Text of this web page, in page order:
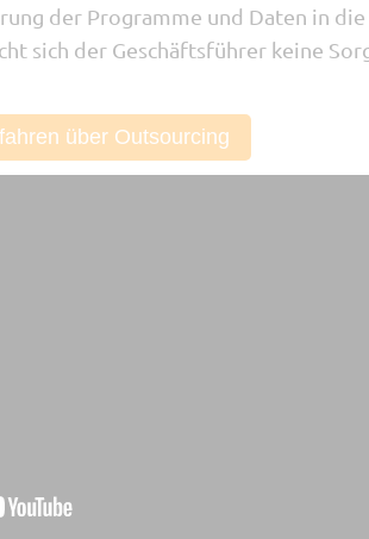
der Programme und Daten in die
sich der Geschäftsführer keine
über Outsourcing